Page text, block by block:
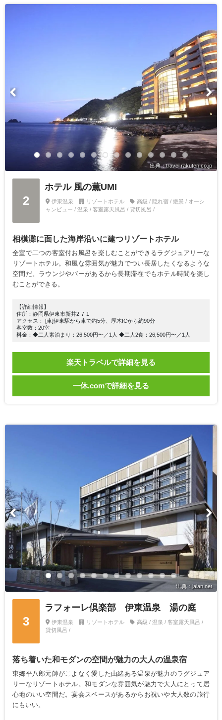
出典：travel.rakuten.co.jp
2
ホテル 風の薫UMI
伊東温泉 リゾートホテル
高級 / 隠れ宿 / 絶景 / オーシ
ャンビュー / 温泉 / 客室露天風呂 / 貸切風呂 /
相模灘に面した海岸沿いに建つリゾートホテル
全室で二つの客室付お風呂を楽しむことができるラグジュアリーな
リゾートホテル。和風な雰囲気が魅力でつい長居したくなるような
空間だ。ラウンジやバーがあるから長期滞在でもホテル時間を楽し
むことができる。
【詳細情報】
住所：静岡県伊東市新井2-7-1
アクセス： [車]伊東駅から車で約5分、厚木ICから約90分
客室数：20室
料金：◆二人素泊まり：26,500円〜／1人 ◆二人2食：26,500円〜／1人
楽天トラベルで詳細を見る
一休.comで詳細を見る
出典：jalan.net
3
ラフォーレ倶楽部 伊東温泉 湯の庭
伊東温泉 リゾートホテル
高級 / 温泉 / 客室露天風呂 /
貸切風呂 /
落ち着いた和モダンの空間が魅力の大人の温泉宿
東郷平八郎元帥がこよなく愛した由緒ある温泉が魅力のラグジュア
リーなリゾートホテル。和モダンな雰囲気が魅力で大人にとって居
心地のいい空間だ。宴会スペースがあるからお祝いや大人数の旅行
にもいい。